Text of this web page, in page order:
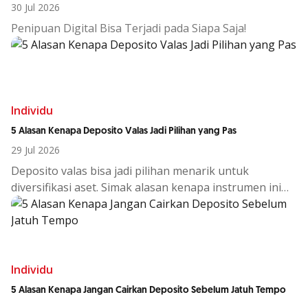
30 Jul 2026
Penipuan Digital Bisa Terjadi pada Siapa Saja!
Individu
5 Alasan Kenapa Deposito Valas Jadi Pilihan yang Pas
29 Jul 2026
Deposito valas bisa jadi pilihan menarik untuk
diversifikasi aset. Simakalasan kenapa instrumen ini
cocokditengahkondisiekono
Individu
5 Alasan Kenapa Jangan Cairkan Deposito Sebelum Jatuh Tempo